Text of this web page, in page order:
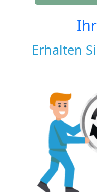
Erhalten